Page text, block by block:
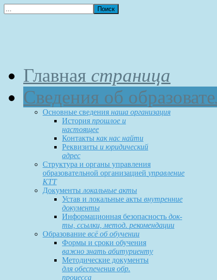
Главная страница
Сведения об
Основные сведения наша организация
История прошлое и
настоящее
Контакты как нас найти
Реквизиты и юридический
адрес
Структура и органы управления
образовательной организацией управление
КТТ
Документы локальные акты
Устав и локальные акты внутренние
документы
Информационная безопасность док-
ты, ссылки, метод. рекомендации
Образование всё об обучении
Формы и сроки обучения
важно знать абитуриенту
Методические документы
для обеспечения обр.
процесса